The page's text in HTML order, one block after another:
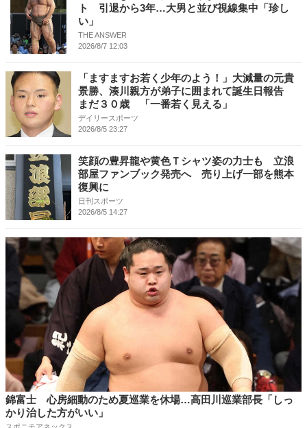
ト 引退から3年…大男と並び視線集中「珍し
い」
THE ANSWER
2026/8/7 12:03
「ますますお若く少年のよう！」大減量の元貴
景勝、湊川親方が弟子に囲まれて誕生日報告
まだ３０歳 「一番若く見える」
デイリースポーツ
2026/8/5 23:27
笑顔の豊昇龍や黄色Ｔシャツ姿の力士も 立浪
部屋ファンブック発売へ 売り上げ一部を熊本
復興に
日刊スポーツ
2026/8/5 14:27
錦富士 心房細動のため夏巡業を休場…高田川巡業部長「しっ
かり治した方がいい」